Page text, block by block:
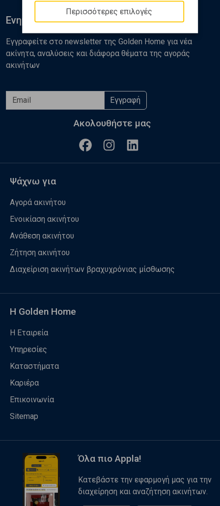
Περισσότερες επιλογές
Ενημερωθείτε
Εγγραφείτε στο newsletter της Golden Home για νέα
ακίνητα, αναλύσεις και διάφορα θέματα της αγοράς
ακινήτων
Εγγραφή
Ακολουθήστε μας
Ψάχνω για
Αγορά ακινήτου
Ενοικίαση ακινήτου
Ανάθεση ακινήτου
Ζήτηση ακινήτου
Διαχείριση ακινήτων βραχυχρόνιας μίσθωσης
Η Golden Home
Η Εταιρεία
Υπηρεσίες
Καταστήματα
Καριέρα
Επικοινωνία
Sitemap
Όλα πιο Appla!
Κατεβάστε την εφαρμογή μας για την
διαχείρηση και αναζήτηση ακινήτων.